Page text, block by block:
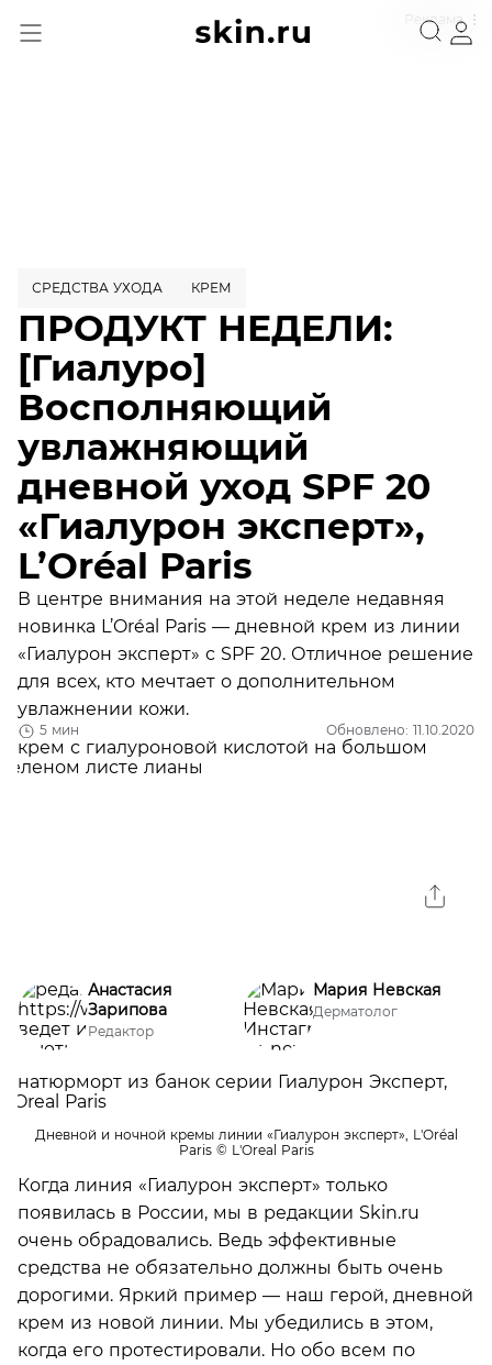
Реклама
5 мин Обновлено: 11.10.2020
СРЕДСТВА УХОДА КРЕМ
ПРОДУКТ НЕДЕЛИ:
[Гиалуро]
Восполняющий
увлажняющий
дневной уход SPF 20
«Гиалурон эксперт»,
L’Oréal Paris
В центре внимания на этой неделе недавняя
новинка L’Oréal Paris — дневной крем из линии
«Гиалурон эксперт» с SPF 20. Отличное решение
для всех, кто мечтает о дополнительном
увлажнении кожи.
Анастасия
Зарипова
Редактор
Мария Невская
Дерматолог
Дневной и ночной кремы линии «Гиалурон эксперт», L'Oréal
Paris© L'Oreal Paris
Когда линия «Гиалурон эксперт» только
появилась в России, мы в редакции Skin.ru
очень обрадовались. Ведь эффективные
средства не обязательно должны быть очень
дорогими. Яркий пример — наш герой, дневной
крем из новой линии. Мы убедились в этом,
когда его протестировали. Но обо всем по